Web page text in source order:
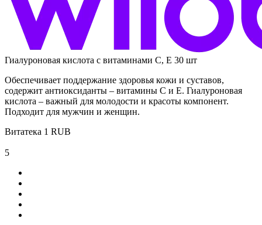
Гиалуроновая кислота с витаминами С, Е 30 шт
Обеспечивает поддержание здоровья кожи и суставов,
содержит антиоксиданты – витамины С и Е. Гиалуроновая
кислота – важный для молодости и красоты компонент.
Подходит для мужчин и женщин.
Витатека 1 RUB
5